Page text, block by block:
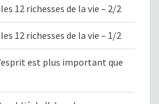
12 richesses de la vie – 2/2
12 richesses de la vie – 1/2
est plus important que